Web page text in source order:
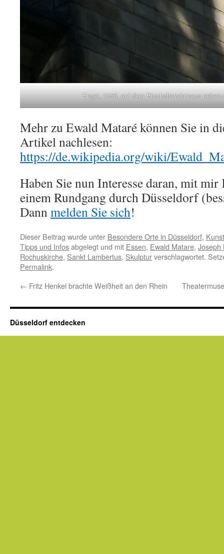
Engel, 1956, auf dem Bischofswohnhaus neben
Mehr zu Ewald Mataré können Sie in
Artikel nachlesen:
https://de.wikipedia.org/wiki/
Haben Sie nun Interesse daran, mit
einem Rundgang durch Düsseldorf
Dann melden Sie sich!
Dieser Beitrag wurde unter Besondere Orte in Düsseldorf,
Tipps und Infosabgelegt und mit Essen, Ewald Matare, Joseph
Rochuskirche, Sankt Lambertus, Skulpturverschlagwortet.
Permalink.
← Fritz Henkel brachte Weißheit an den Rhein
Düsseldorf entdecken